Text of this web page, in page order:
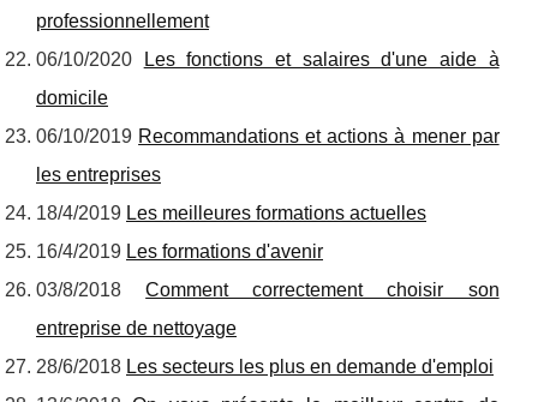
professionnellement
06/10/2020
Les fonctions et salaires d'une aide à
domicile
06/10/2019 Recommandations et actions à mener par
les entreprises
18/4/2019 Les meilleures formations actuelles
16/4/2019 Les formations d'avenir
03/8/2018Comment correctement choisir son
entreprise de nettoyage
28/6/2018 Les secteurs les plus en demande d'emploi